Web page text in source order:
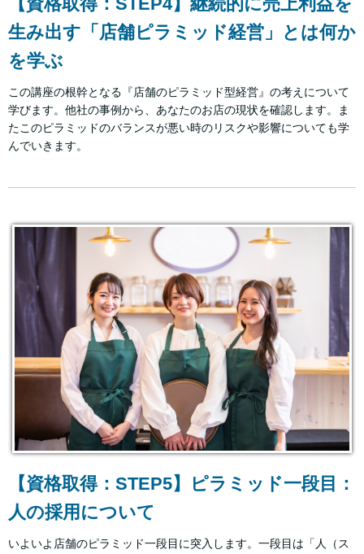
生み出す「店舗ピラミッド経営」とは何か
を学ぶ
この講座の根幹となる『店舗のピラミッド型経営』の考えについて
学びます。他社の事例から、あなたのお店の現状を確認します。ま
たこのピラミッドのバランスが悪い時のリスクや影響についても学
んでいきます。
【資格取得：STEP5】ピラミッド一段目：
人の採用について
いよいよ店舗のピラミッド一段目に突入します。一段目は「人（ス